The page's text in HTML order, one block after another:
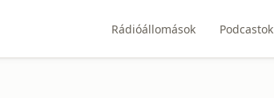
Rádióállomások Podcastok